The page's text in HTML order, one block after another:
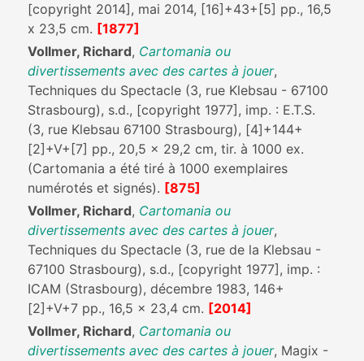
[copyright 2014], mai 2014, [16]+43+[5] pp., 16,5
x 23,5 cm. [1877]
Vollmer, Richard, Cartomania ou
divertissements avec des cartes à jouer,
Techniques du Spectacle (3, rue Klebsau - 67100
Strasbourg), s.d., [copyright 1977], imp. : E.T.S.
(3, rue Klebsau 67100 Strasbourg), [4]+144+
[2]+V+[7] pp., 20,5 x 29,2 cm, tir. à 1000 ex.
(Cartomania a été tiré à 1000 exemplaires
numérotés et signés). [875]
Vollmer, Richard, Cartomania ou
divertissements avec des cartes à jouer,
Techniques du Spectacle (3, rue de la Klebsau -
67100 Strasbourg), s.d., [copyright 1977], imp. :
ICAM (Strasbourg), décembre 1983, 146+
[2]+V+7 pp., 16,5 x 23,4 cm. [2014]
Vollmer, Richard, Cartomania ou
divertissements avec des cartes à jouer, Magix -